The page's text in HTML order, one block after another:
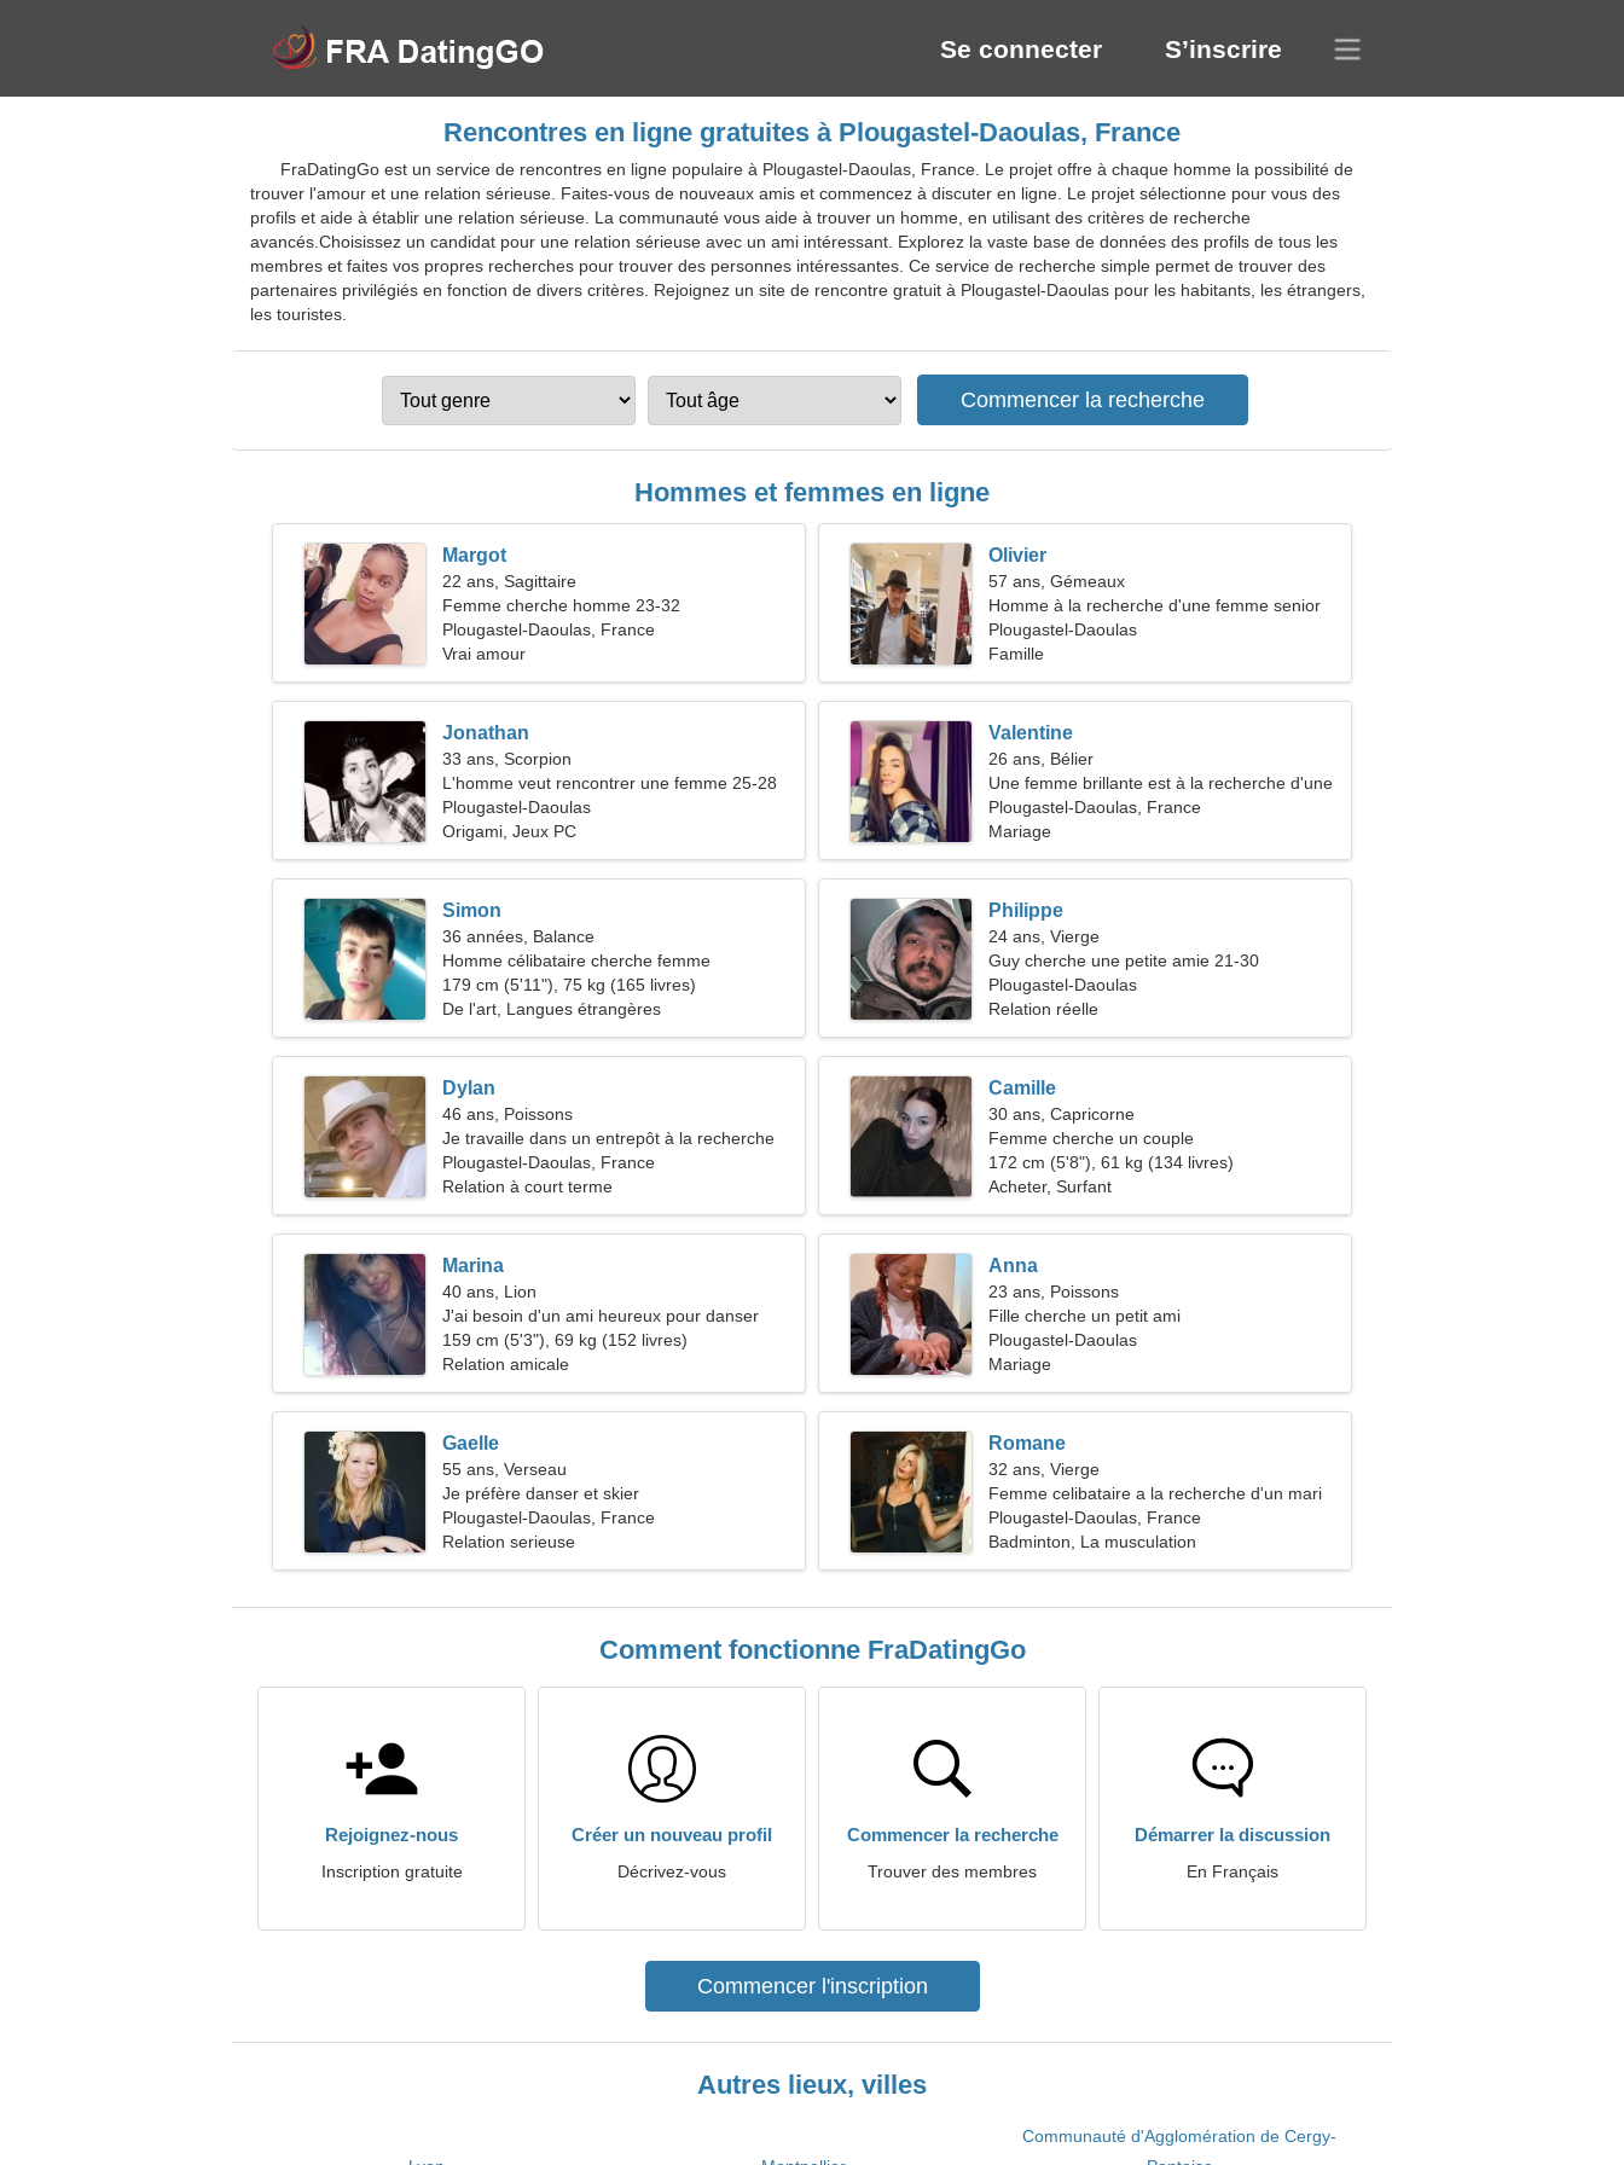
Se connecter S’inscrire
Rencontres en ligne gratuites à Plougastel-Daoulas, France
FraDatingGo est un service de rencontres en ligne populaire à Plougastel-Daoulas, France. Le projet offre à chaque homme la possibilité de
trouver l'amour et une relation sérieuse. Faites-vous de nouveaux amis et commencez à discuter en ligne. Le projet sélectionne pour vous des
profils et aide à établir une relation sérieuse. La communauté vous aide à trouver un homme, en utilisant des critères de recherche
avancés.Choisissez un candidat pour une relation sérieuse avec un ami intéressant. Explorez la vaste base de données des profils de tous les
membres et faites vos propres recherches pour trouver des personnes intéressantes. Ce service de recherche simple permet de trouver des
partenaires privilégiés en fonction de divers critères. Rejoignez un site de rencontre gratuit à Plougastel-Daoulas pour les habitants, les étrangers,
les touristes.
Hommes et femmes en ligne
Margot
22 ans, Sagittaire
Femme cherche homme 23-32
Plougastel-Daoulas, France
Vrai amour
Olivier
57 ans, Gémeaux
Homme à la recherche d'une femme senior
Plougastel-Daoulas
Famille
Jonathan
33 ans, Scorpion
L'homme veut rencontrer une femme 25-28
Plougastel-Daoulas
Origami, Jeux PC
Valentine
26 ans, Bélier
Une femme brillante est à la recherche d'une
relation amoureuse
Plougastel-Daoulas, France
Mariage
Simon
36 années, Balance
Homme célibataire cherche femme
179 cm (5'11"), 75 kg (165 livres)
De l'art, Langues étrangères
Philippe
24 ans, Vierge
Guy cherche une petite amie 21-30
Plougastel-Daoulas
Relation réelle
Dylan
46 ans, Poissons
Je travaille dans un entrepôt à la recherche
d'une femme extraordinaire
Plougastel-Daoulas, France
Relation à court terme
Camille
30 ans, Capricorne
Femme cherche un couple
172 cm (5'8"), 61 kg (134 livres)
Acheter, Surfant
Marina
40 ans, Lion
J'ai besoin d'un ami heureux pour danser
ensemble
159 cm (5'3"), 69 kg (152 livres)
Relation amicale
Anna
23 ans, Poissons
Fille cherche un petit ami
Plougastel-Daoulas
Mariage
Gaelle
55 ans, Verseau
Je préfère danser et skier
Plougastel-Daoulas, France
Relation serieuse
Romane
32 ans, Vierge
Femme celibataire a la recherche d'un mari
34-39
Plougastel-Daoulas, France
Badminton, La musculation
Comment fonctionne FraDatingGo
Rejoignez-nous
Inscription gratuite
Créer un nouveau profil
Décrivez-vous
Commencer la recherche
Trouver des membres
Démarrer la discussion
En Français
Commencer l'inscription
Autres lieux, villes
Communauté d'Agglomération de Cergy-